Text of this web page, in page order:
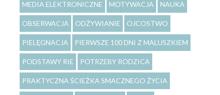
MEDIA ELEKTRONICZNE MOTYWACJA NAUKA
OBSERWACJA ODŻYWIANIE OJCOSTWO
PIELĘGNACJA PIERWSZE 100 DNI Z MALUSZKIEM
PODSTAWY RIE POTRZEBY RODZICA
PRAKTYCZNA ŚCIEŻKA SMACZNEGO ŻYCIA